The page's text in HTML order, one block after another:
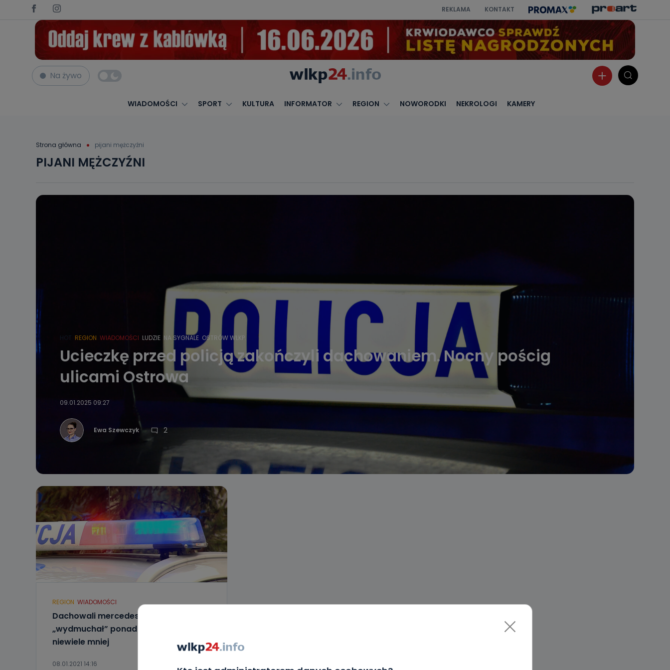
REKLAMA KONTAKT
Na żywo
WIADOMOŚCI SPORT KULTURA INFORMATOR REGION NOWORODKI NEKROLOGI KAMERY
Strona główna pijani mężczyźni
PIJANI MĘŻCZYŹNI
HOT REGION WIADOMOŚCI LUDZIE NA SYGNALE OSTRÓW WLKP.
Ucieczkę przed policją zakończyli dachowaniem. Nocny pościg
ulicami Ostrowa
09.01.2025 09:27
Ewa Szewczyk 2
REGION WIADOMOŚCI
Dachowali mercedesem. Jeden
„wydmuchał” ponad 4 promile, drugi
niewiele mniej
08.01.2021 14:16